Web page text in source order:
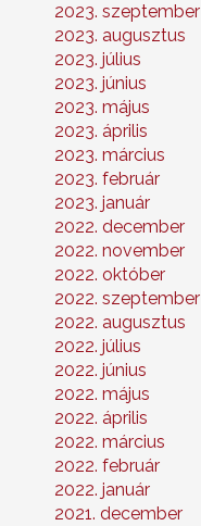
2023. szeptember
2023. augusztus
2023. július
2023. június
2023. május
2023. április
2023. március
2023. február
2023. január
2022. december
2022. november
2022. október
2022. szeptember
2022. augusztus
2022. július
2022. június
2022. május
2022. április
2022. március
2022. február
2022. január
2021. december